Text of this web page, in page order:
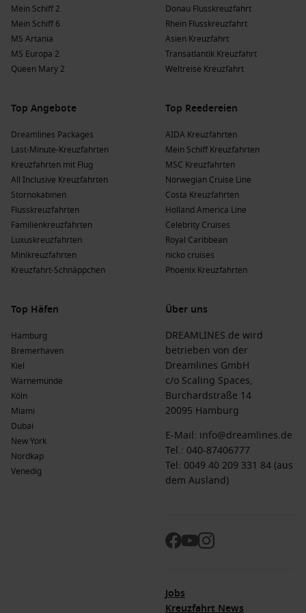
Mein Schiff 2
Mein Schiff 6
MS Artania
MS Europa 2
Queen Mary 2
Donau Flusskreuzfahrt
Rhein Flusskreuzfahrt
Asien Kreuzfahrt
Transatlantik Kreuzfahrt
Weltreise Kreuzfahrt
Top Angebote
Dreamlines Packages
Last-Minute-Kreuzfahrten
Kreuzfahrten mit Flug
All Inclusive Kreuzfahrten
Stornokabinen
Flusskreuzfahrten
Familienkreuzfahrten
Luxuskreuzfahrten
Minikreuzfahrten
Kreuzfahrt-Schnäppchen
Top Reedereien
AIDA Kreuzfahrten
Mein Schiff Kreuzfahrten
MSC Kreuzfahrten
Norwegian Cruise Line
Costa Kreuzfahrten
Holland America Line
Celebrity Cruises
Royal Caribbean
nicko cruises
Phoenix Kreuzfahrten
Top Häfen
Hamburg
Bremerhaven
Kiel
Warnemünde
Köln
Miami
Dubai
New York
Nordkap
Venedig
Über uns
DREAMLINES.de wird
betrieben von der
Dreamlines GmbH
c/o Scaling Spaces,
Burchardstraße 14
20095 Hamburg
E-Mail: info@dreamlines.de
Tel.: 040-87406777
Tel: 0049 40 209 331 84 (aus
dem Ausland)
Jobs
Kreuzfahrt News